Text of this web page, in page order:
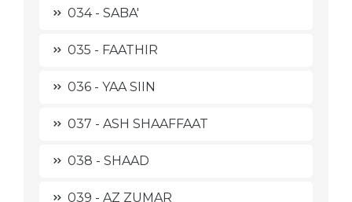
034 - SABA'
035 - FAATHIR
036 - YAA SIIN
037 - ASH SHAAFFAAT
038 - SHAAD
039 - AZ ZUMAR